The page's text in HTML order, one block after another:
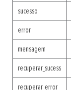
sucesso
error
mensagem
recuperar_sucess
recuperar_error